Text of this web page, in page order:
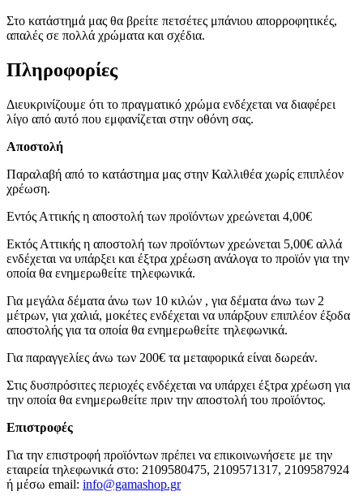
Στο κατάστημά μας θα βρείτε πετσέτες μπάνιου απορροφητικές,
απαλές σε πολλά χρώματα και σχέδια.
Πληροφορίες
Διευκρινίζουμε ότι το πραγματικό χρώμα ενδέχεται να διαφέρει
λίγο από αυτό που εμφανίζεται στην οθόνη σας.
Αποστολή
Παραλαβή από το κατάστημα μας στην Καλλιθέα χωρίς επιπλέον
χρέωση.
Εντός Αττικής η αποστολή των προϊόντων χρεώνεται 4,00€
Εκτός Αττικής η αποστολή των προϊόντων χρεώνεται 5,00€ αλλά
ενδέχεται να υπάρξει και έξτρα χρέωση ανάλογα το προϊόν για την
οποία θα ενημερωθείτε τηλεφωνικά.
Για μεγάλα δέματα άνω των 10 κιλών , για δέματα άνω των 2
μέτρων, για χαλιά, μοκέτες ενδέχεται να υπάρξουν επιπλέον έξοδα
αποστολής για τα οποία θα ενημερωθείτε τηλεφωνικά.
Για παραγγελίες άνω των 200€ τα μεταφορικά είναι δωρεάν.
Στις δυσπρόσιτες περιοχές ενδέχεται να υπάρχει έξτρα χρέωση για
την οποία θα ενημερωθείτε πριν την αποστολή του προϊόντος.
Επιστροφές
Για την επιστροφή προϊόντων πρέπει να επικοινωνήσετε με την
εταιρεία τηλεφωνικά στο: 2109580475, 2109571317, 2109587924
ή μέσω email: info@gamashop.gr